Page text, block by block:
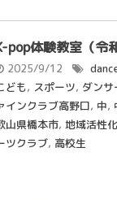
pop体験教室（令
2025/9/12
ども, スポーツ, ダンサ
インクラブ高野口, 中,
山県橋本市, 地域活性化
ツクラブ, 高校生